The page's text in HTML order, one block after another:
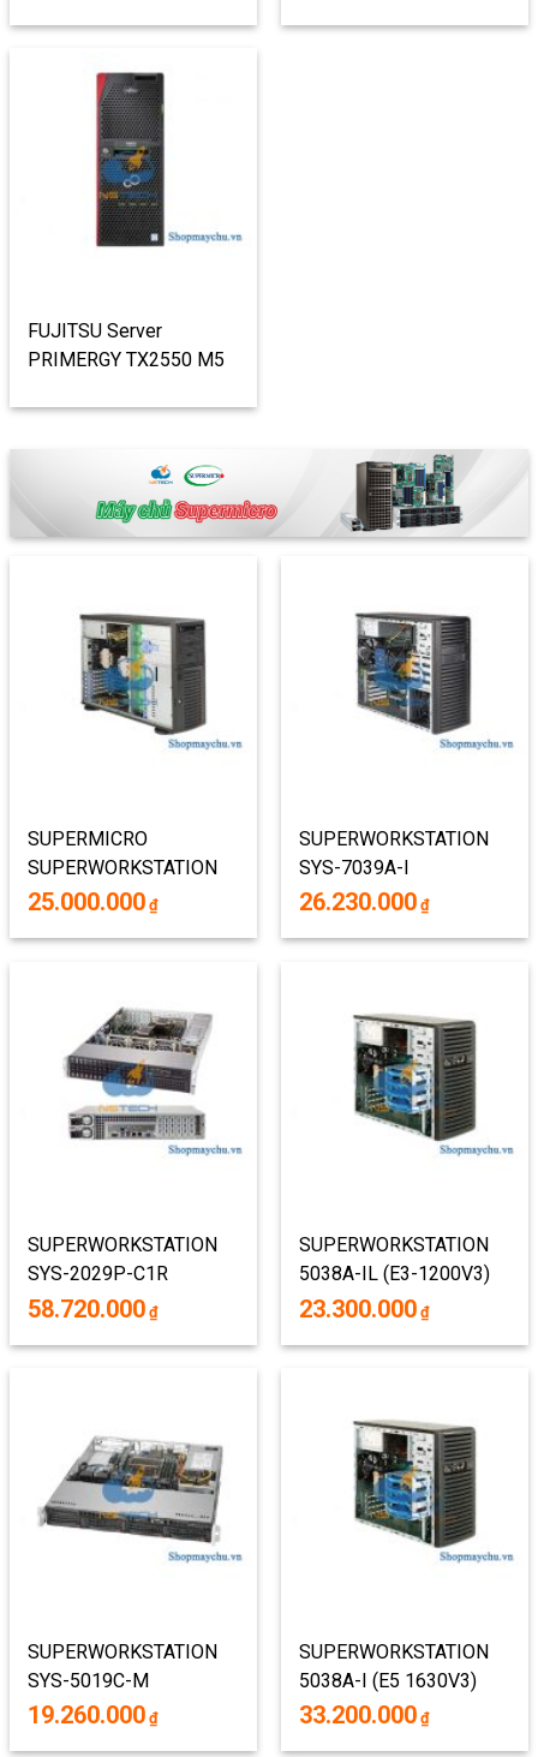
FUJITSU Server
PRIMERGY TX2550 M5
SUPERMICRO
SUPERWORKSTATION
7047A-T 4U TOWER
25.000.000 ₫
SUPERWORKSTATION
SYS-7039A-I
(BAREBONE : VỎ +
26.230.000 ₫
SUPERWORKSTATION
SYS-2029P-C1R
(BAREBONE : VỎ +
58.720.000 ₫
SUPERWORKSTATION
5038A-IL (E3-1200V3)
23.300.000 ₫
SUPERWORKSTATION
SYS-5019C-M
(BAREBONE : VỎ +
19.260.000 ₫
SUPERWORKSTATION
5038A-I (E5 1630V3)
33.200.000 ₫